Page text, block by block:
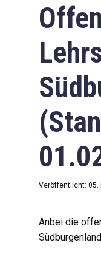
Veröffentlicht: 05.
Anbei die